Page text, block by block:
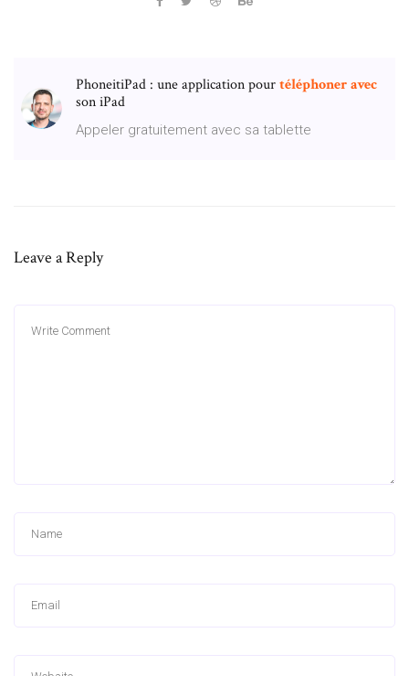
PhoneitiPad : une application pourtéléphoneravec
son iPad
Appeler gratuitement avec sa tablette
Leave a Reply